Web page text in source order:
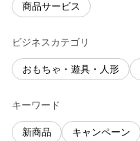
商品サービス
ビジネスカテゴリ
おもちゃ・遊具・人形
キーワード
新商品 キャンペーン